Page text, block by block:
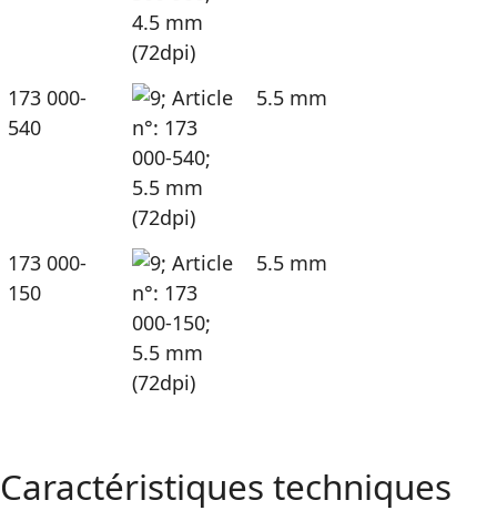
173 000-
540
5.5 mm
173 000-
150
5.5 mm
Caractéristiques techniques